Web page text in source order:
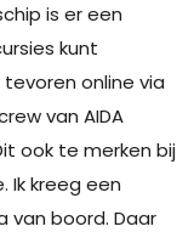
is er een
kunt
online via
van AIDA
ook te merken bij
Ik kreeg een
van boord. Daar